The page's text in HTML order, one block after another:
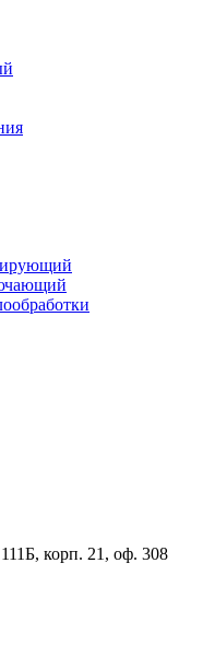
корп. 21, оф. 308